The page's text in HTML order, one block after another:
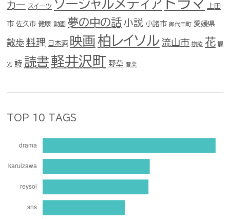
カー スイーツ ソーシャルメディア 上田
市 佐久市 健康 動画 夢の中の話 小説 小諸市 御代田町 愛媛県
散歩 料理 日本酒 映画 柏レイソル 流山市 物欲 花 観
光 詩 読書軽井沢町 野草 音楽
TOP 10 TAGS